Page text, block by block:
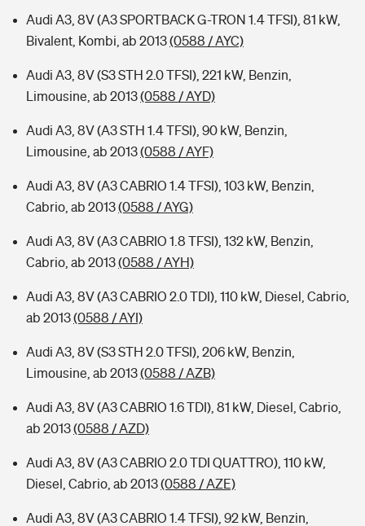
Audi A3, 8V (A3 SPORTBACK G-TRON 1.4 TFSI), 81 kW,
Bivalent, Kombi, ab 2013(0588 / AYC)
Audi A3, 8V (S3 STH 2.0 TFSI), 221 kW, Benzin,
Limousine, ab 2013(0588 / AYD)
Audi A3, 8V (A3 STH 1.4 TFSI), 90 kW, Benzin,
Limousine, ab 2013(0588 / AYF)
Audi A3, 8V (A3 CABRIO 1.4 TFSI), 103 kW, Benzin,
Cabrio, ab 2013(0588 / AYG)
Audi A3, 8V (A3 CABRIO 1.8 TFSI), 132 kW, Benzin,
Cabrio, ab 2013(0588 / AYH)
Audi A3, 8V (A3 CABRIO 2.0 TDI), 110 kW, Diesel, Cabrio,
ab 2013(0588 / AYI)
Audi A3, 8V (S3 STH 2.0 TFSI), 206 kW, Benzin,
Limousine, ab 2013(0588 / AZB)
Audi A3, 8V (A3 CABRIO 1.6 TDI), 81 kW, Diesel, Cabrio,
ab 2013(0588 / AZD)
Audi A3, 8V (A3 CABRIO 2.0 TDI QUATTRO), 110 kW,
Diesel, Cabrio, ab 2013(0588 / AZE)
Audi A3, 8V (A3 CABRIO 1.4 TFSI), 92 kW, Benzin,